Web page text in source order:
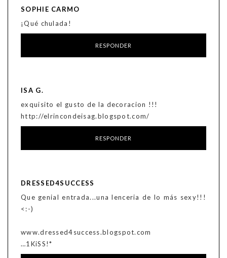
SOPHIE CARMO
¡Qué chulada!
RESPONDER
ISA G.
exquisito el gusto de la decoracion !!!
http://elrincondeisag.blogspot.com/
RESPONDER
DRESSED4SUCCESS
Que genial entrada...una lenceria de lo más sexy!!!
<:-)
www.dressed4success.blogspot.com
…1KiSS!*